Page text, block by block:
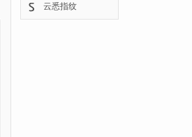
云悉指纹